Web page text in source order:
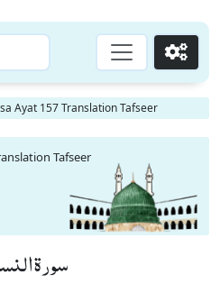
Go
Ayat 157 Translation Tafseer
Tafseer
سورة